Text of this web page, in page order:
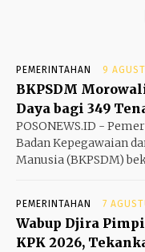
PEMERINTAHAN 9
BKPSDM
Daya bagi 349
POSONEWS.ID -
Badan Kepegawaian
Manusia (BKPSDM)
PEMERINTAHAN 7
Wabup Djira
KPK 2026,